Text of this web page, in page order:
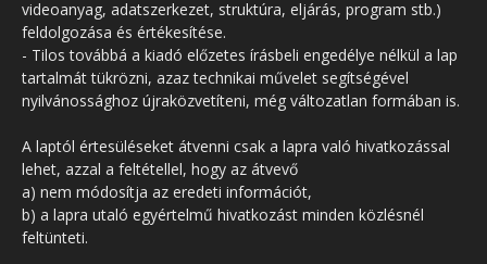
videoanyag, adatszerkezet, struktúra, eljárás, program stb.)
feldolgozása és értékesítése.
- Tilos továbbá a kiadó előzetes írásbeli engedélye nélkül a lap
tartalmát tükrözni, azaz technikai művelet segítségével
nyilvánossághoz újraközvetíteni, még változatlan formában is.
A laptól értesüléseket átvenni csak a lapra való hivatkozással
lehet, azzal a feltétellel, hogy az átvevő
a) nem módosítja az eredeti információt,
b) a lapra utaló egyértelmű hivatkozást minden közlésnél
feltünteti.